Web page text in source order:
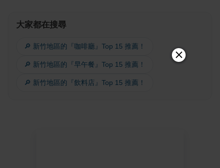
大家都在搜尋
🔎 新竹地區的『咖啡廳』Top 15 推薦！
🔎 新竹地區的『早午餐』Top 15 推薦！
🔎 新竹地區的『飲料店』Top 15 推薦！